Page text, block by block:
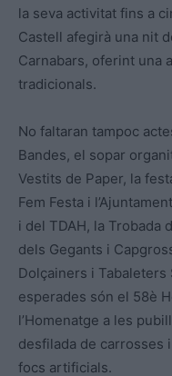
la seva activitat fins a
Castell afegirà una nit
Carnabars, oferint una
tradicionals.
No faltaran tampoc
Bandes, el sopar
Vestits de Paper, la
Fem Festa i
i del TDAH, la Trobada
dels Gegants i
Dolçainers i
esperades són el 58è
l’Homenatge a les
desfilada de carrosses
focs artificials.